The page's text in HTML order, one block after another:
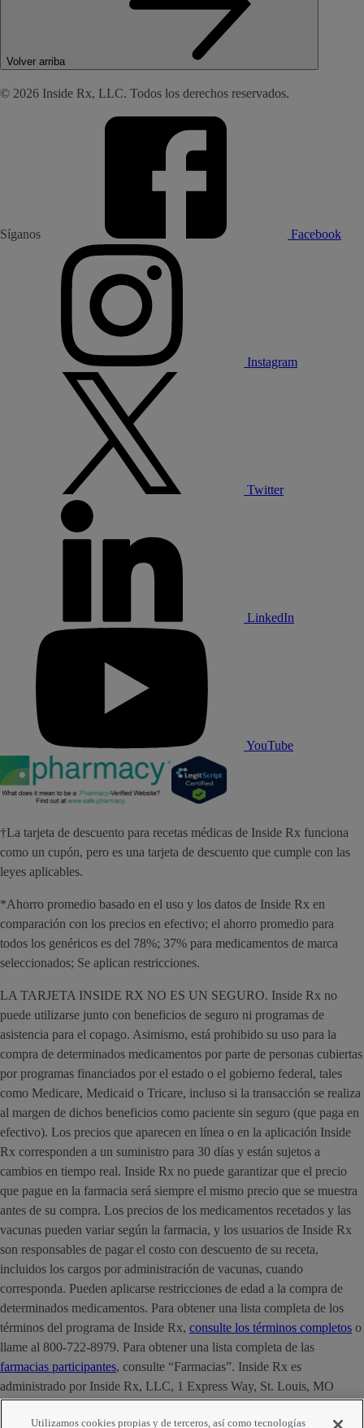
Volver arriba
© 2026 Inside Rx, LLC. Todos los derechos reservados.
Síganos Facebook
Instagram
Twitter
LinkedIn
YouTube
†La tarjeta de descuento para recetas médicas de Inside Rx funciona
como un cupón, pero es una tarjeta de descuento que cumple con las
leyes aplicables.
*Ahorro promedio basado en el uso y los datos de Inside Rx en
comparación con los precios en efectivo; el ahorro promedio para
todos los genéricos es del 78%; 37% para medicamentos de marca
seleccionados; Se aplican restricciones.
LA TARJETA INSIDE RX NO ES UN SEGURO. Inside Rx no
puede utilizarse junto con beneficios de seguro ni programas de
asistencia para el copago. Asimismo, está prohibido su uso para la
compra de determinados medicamentos por parte de personas cubiertas
por programas financiados por el estado o el gobierno federal, tales
como Medicare, Medicaid o Tricare, incluso si la transacción se realiza
al margen de dichos beneficios como paciente sin seguro (que paga en
efectivo). Los precios que aparecen en línea o en la aplicación Inside
Rx corresponden a un suministro para 30 días y están sujetos a
cambios en tiempo real. Inside Rx no puede garantizar que el precio
que pague en la farmacia será siempre el mismo precio que se muestra
antes de su compra. Los precios de los medicamentos recetados y las
vacunas pueden variar según la farmacia, y los usuarios de Inside Rx
son responsables de pagar el costo con descuento de su receta,
incluidos los cargos por administración de vacunas, cuando
corresponda. Pueden aplicarse restricciones de edad a la compra de
determinados medicamentos. Para obtener una lista completa de los
términos del programa de Inside Rx, consulte los términos completos o
llame al 800-722-8979. Para obtener una lista completa de las
farmacias participantes, consulte “Farmacias”. Inside Rx es
administrado por Inside Rx, LLC, 1 Express Way, St. Louis, MO
Utilizamos cookies propias y de terceros, así como tecnologías